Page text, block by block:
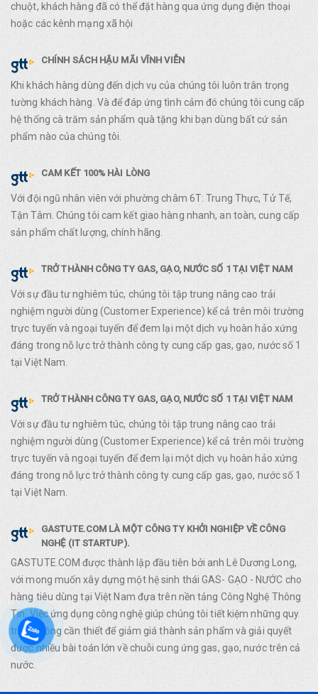
chuột, khách hàng đã có thể đặt hàng qua ứng dụng điện thoại
hoặc các kênh mạng xã hội
CHÍNH SÁCH HẬU MÃI VĨNH VIỄN
Khi khách hàng dùng đến dịch vụ của chúng tôi luôn trân trọng
tường khách hàng. Và để đáp ứng tình cảm đó chúng tôi cung cấp
hệ thống cà trăm sản phẩm quà tặng khi bạn dùng bất cứ sản
phẩm nào của chúng tôi.
CAM KẾT 100% HÀI LÒNG
Với đội ngũ nhân viên với phường châm 6T: Trung Thực, Tử Tế,
Tận Tâm. Chúng tôi cam kết giao hàng nhanh, an toàn, cung cấp
sản phẩm chất lượng, chính hãng.
TRỞ THÀNH CÔNG TY GAS, GẠO, NƯỚC SỐ 1 TẠI VIỆT NAM
Với sự đầu tư nghiêm túc, chúng tôi tập trung nâng cao trải
nghiệm người dùng (Customer Experience) kể cả trên môi trường
trực tuyến và ngoại tuyến để đem lại một dịch vụ hoàn hảo xứng
đáng trong nỗ lực trở thành công ty cung cấp gas, gạo, nước số 1
tại Việt Nam.
TRỞ THÀNH CÔNG TY GAS, GẠO, NƯỚC SỐ 1 TẠI VIỆT NAM
Với sự đầu tư nghiêm túc, chúng tôi tập trung nâng cao trải
nghiệm người dùng (Customer Experience) kể cả trên môi trường
trực tuyến và ngoại tuyến để đem lại một dịch vụ hoàn hảo xứng
đáng trong nỗ lực trở thành công ty cung cấp gas, gạo, nước số 1
tại Việt Nam.
GASTUTE.COM LÀ MỘT CÔNG TY KHỞI NGHIỆP VỀ CÔNG
NGHỆ (IT STARTUP).
GASTUTE.COM được thành lập đầu tiên bởi anh Lê Dương Long,
với mong muốn xây dựng một hệ sinh thái GAS- GẠO - NƯỚC cho
hàng tiêu dùng tại Việt Nam đựa trên nền tảng Công Nghệ Thông
Tin. Việc ứng dụng công nghệ giúp chúng tôi tiết kiệm những quy
trình không cần thiết để giảm giá thành sản phẩm và giải quyết
được nhiều bài toán lớn về chuỗi cung ứng gas, gạo, nước trên cả
nước.